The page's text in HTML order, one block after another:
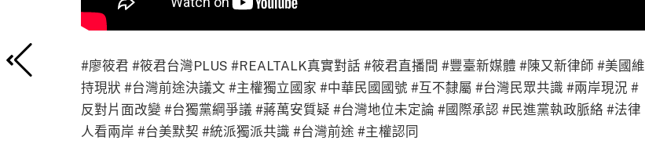
#廖筱君 #筱君台灣PLUS #REALTALK真實對話 #筱君直播間 #豐臺新媒體 #陳又新律師 #美國維
持現狀 #台灣前途決議文 #主權獨立國家 #中華民國國號 #互不隸屬 #台灣民眾共識 #兩岸現況 #
反對片面改變 #台獨黨綱爭議 #蔣萬安質疑 #台灣地位未定論 #國際承認 #民進黨執政脈絡 #法律
人看兩岸 #台美默契 #統派獨派共識 #台灣前途 #主權認同